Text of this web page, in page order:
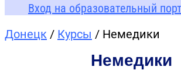
Вход на образовательный
Донецк / Курсы / Немедики
Немедики